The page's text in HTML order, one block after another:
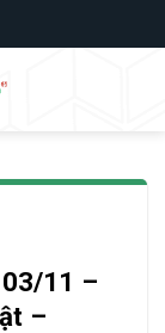
11 –
–